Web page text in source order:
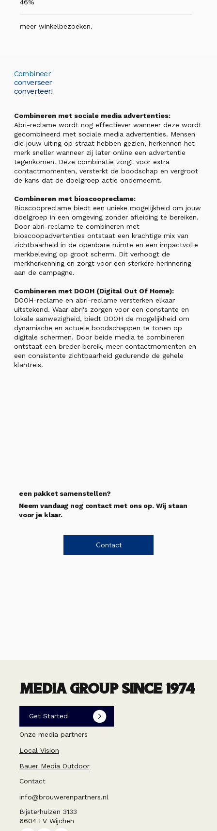
46%
meer winkelbezoeken.
Combineer
converseer
converteer!
Combineren met sociale media advertenties:
Abri-reclame wordt nog effectiever wanneer deze wordt
gecombineerd met sociale media advertenties. Mensen
die jouw uiting op straat hebben gezien, herkennen het
merk sneller wanneer zij later online een advertentie
tegenkomen. Deze combinatie zorgt voor extra
contactmomenten, versterkt de boodschap en vergroot
de kans dat de doelgroep actie onderneemt.
Combineren met bioscoopreclame:
Bioscoopreclame biedt een unieke mogelijkheid om jouw
doelgroep in een omgeving zonder afleiding te bereiken.
Door abri-reclame te combineren met
bioscoopadvertenties ontstaat een krachtige mix van
zichtbaarheid in de openbare ruimte en een impactvolle
merkbeleving op groot scherm. Dit verhoogt de
merkherkenning en zorgt voor een sterkere herinnering
aan de campagne.
Combineren met DOOH (Digital Out Of Home):
DOOH-reclame en abri-reclame versterken elkaar
uitstekend. Waar abri's zorgen voor een constante en
lokale aanwezigheid, biedt DOOH de mogelijkheid om
dynamische en actuele boodschappen te tonen op
digitale schermen. Door beide media te combineren
ontstaat een breder bereik, meer contactmomenten en
een consistente zichtbaarheid gedurende de gehele
klantreis.
een pakket samenstellen?
Neem vandaag nog contact met ons op. Wij staan
voor je klaar.
Contact
MEDIA GROUP SINCE 1974
Get Started
Onze media partners
Local Vision
Bauer Media Outdoor
Contact
info@brouwerenpartners.nl
Bijsterhuizen 3133
6604 LV Wijchen